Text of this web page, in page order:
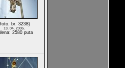
br. 3238)
13. 04. 2005.
2580 puta